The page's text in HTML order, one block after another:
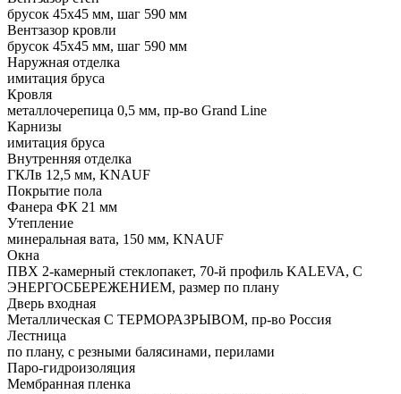
брусок 45х45 мм, шаг 590 мм
Вентзазор кровли
брусок 45х45 мм, шаг 590 мм
Наружная отделка
имитация бруса
Кровля
металлочерепица 0,5 мм, пр-во Grand Line
Карнизы
имитация бруса
Внутренняя отделка
ГКЛв 12,5 мм, KNAUF
Покрытие пола
Фанера ФК 21 мм
Утепление
минеральная вата, 150 мм, KNAUF
Окна
ПВХ 2-камерный стеклопакет, 70-й профиль KALEVA, С
ЭНЕРГОСБЕРЕЖЕНИЕМ, размер по плану
Дверь входная
Металлическая С ТЕРМОРАЗРЫВОМ, пр-во Россия
Лестница
по плану, с резными балясинами, перилами
Паро-гидроизоляция
Мембранная пленка